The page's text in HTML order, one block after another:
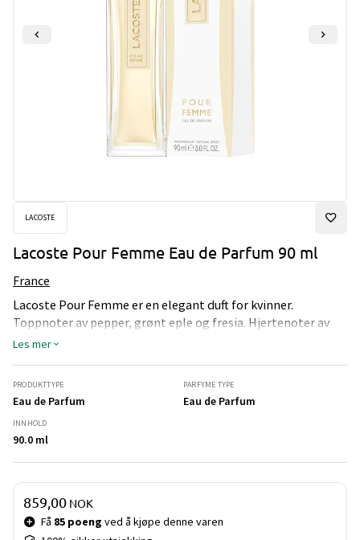
LACOSTE
Lacoste Pour Femme Eau de Parfum 90 ml
France
Lacoste Pour Femme er en elegant duft for kvinner.
Toppnoter av pepper, grønt eple og fresia. Hjertenoter av
fiol, heliotrop og sjasmin. Bunnoter av lær, sedertre og
Les mer
PRODUKTTYPE
Eau de Parfum
PARFYME TYPE
Eau de Parfum
INNHOLD
90.0 ml
Pris og mengde
Få 85 poeng ved å kjøpe denne varen
859,00 NOK